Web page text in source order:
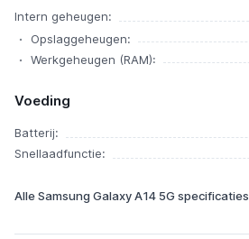
Intern geheugen:
Opslaggeheugen:
Werkgeheugen (RAM):
Voeding
Batterij:
Snellaadfunctie:
Alle Samsung Galaxy A14 5G specificaties